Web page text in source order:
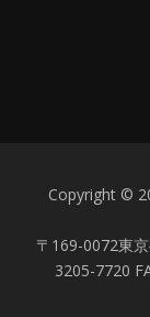
Copyright ©
〒169-0072東
3205-7720